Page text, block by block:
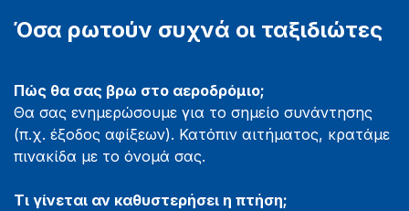
Όσα ρωτούν συχνά οι ταξιδιώτες
Πώς θα σας βρω στο αεροδρόμιο;
Θα σας ενημερώσουμε για το σημείο συνάντησης
(π.χ. έξοδος αφίξεων). Κατόπιν αιτήματος, κρατάμε
πινακίδα με το όνομά σας.
Τι γίνεται αν καθυστερήσει η πτήση;